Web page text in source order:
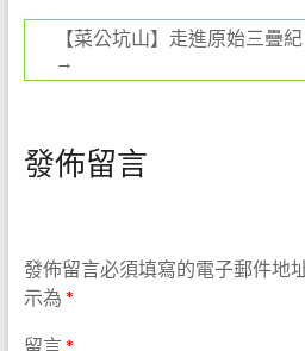
【菜公坑山】走進原始三疊
→
發佈留言
發佈留言必須填寫的電子郵件地
示為 *
留言*